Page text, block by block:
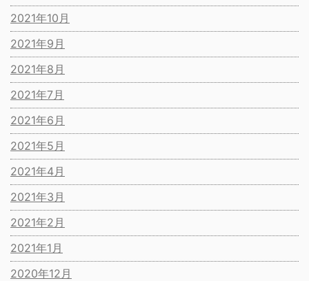
2021年10月
2021年9月
2021年8月
2021年7月
2021年6月
2021年5月
2021年4月
2021年3月
2021年2月
2021年1月
2020年12月